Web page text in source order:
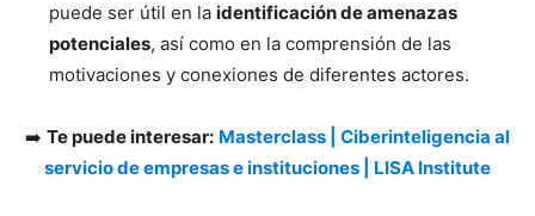
puede ser útil en la identificación de amenazas
potenciales, así como en la comprensión de las
motivaciones y conexiones de diferentes actores.
➡️ Te puede interesar: Masterclass | Ciberinteligencia al
servicio de empresas e instituciones | LISA Institute